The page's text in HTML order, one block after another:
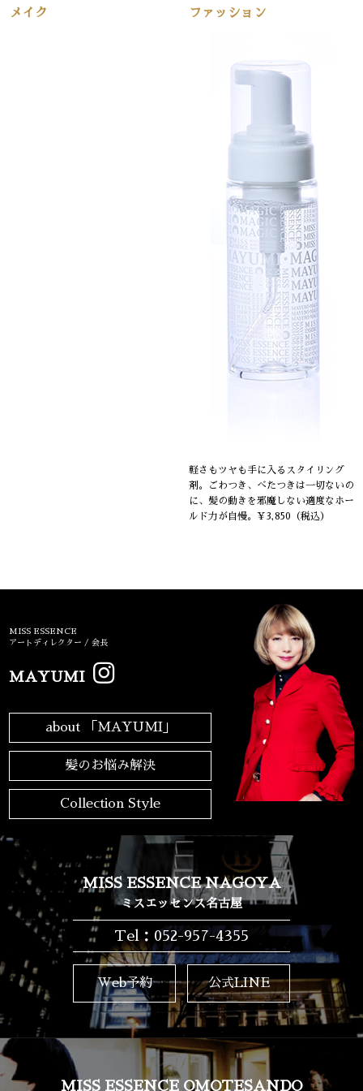
ファッション
軽さもツヤも手に入るスタイリング
剤。ごわつき、べたつきは一切ないの
に、髪の動きを邪魔しない適度なホー
ルド力が自慢。¥3,850（税込）
メイク
MISS ESSENCE
アートディレクター / 会長
MAYUMI
about 「MAYUMI」
髪のお悩み解決
Collection Style
MISS ESSENCE NAGOYA
ミスエッセンス名古屋
Tel：052-957-4355
Web予約 公式LINE
MISS ESSENCE OMOTESANDO